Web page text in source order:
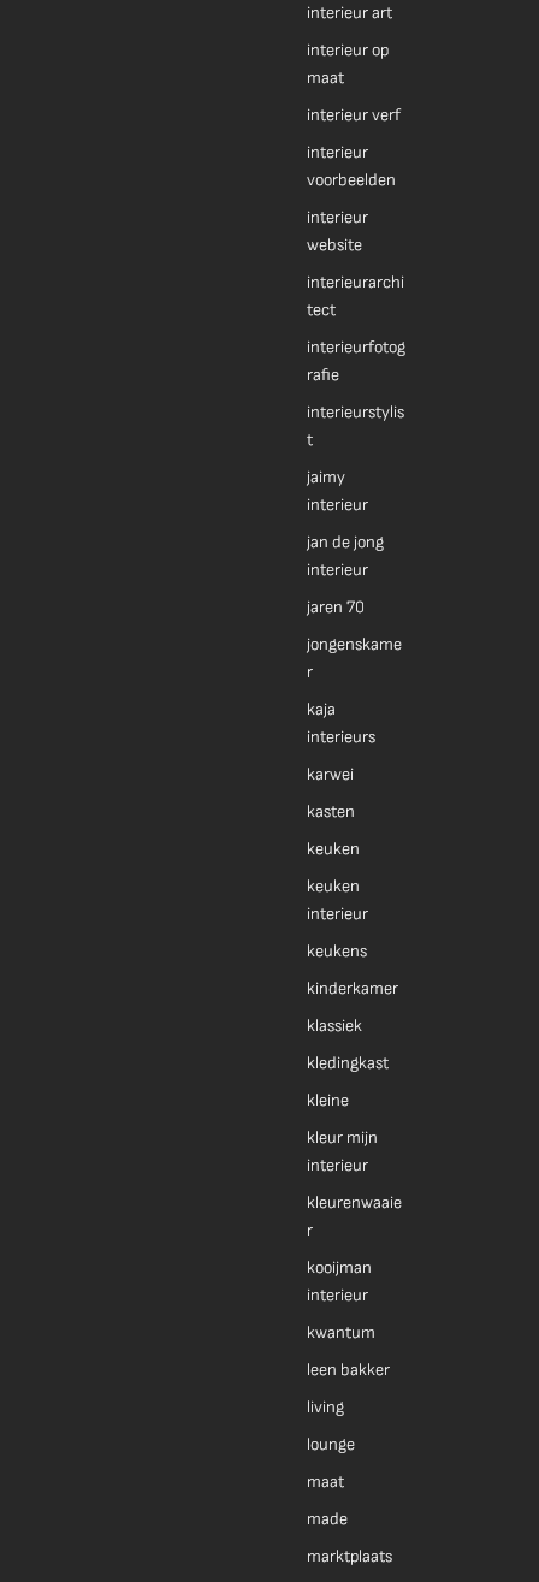
interieur art
interieur op
maat
interieur verf
interieur
voorbeelden
interieur
website
interieurarchi
tect
interieurfotog
rafie
interieurstylis
t
jaimy
interieur
jan de jong
interieur
jaren 70
jongenskame
r
kaja
interieurs
karwei
kasten
keuken
keuken
interieur
keukens
kinderkamer
klassiek
kledingkast
kleine
kleur mijn
interieur
kleurenwaaie
r
kooijman
interieur
kwantum
leen bakker
living
lounge
maat
made
marktplaats